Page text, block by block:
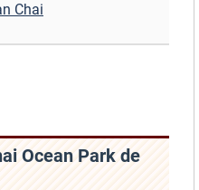
Chai
Ocean Park de